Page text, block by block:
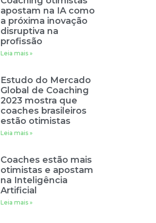
apostam na IA como
a próxima inovação
disruptiva na
profissão
Leia mais »
Estudo do Mercado
Global de Coaching
2023 mostra que
coaches brasileiros
estão otimistas
Leia mais »
Coaches estão mais
otimistas e apostam
na Inteligência
Artificial
Leia mais »